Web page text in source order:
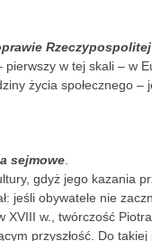
Rzeczypospolitej
w tej skali – w
życia społecznego
sejmowe
gdyż jego kazania
jeśli obywatele nie
w., twórczość
przyszłość. Do